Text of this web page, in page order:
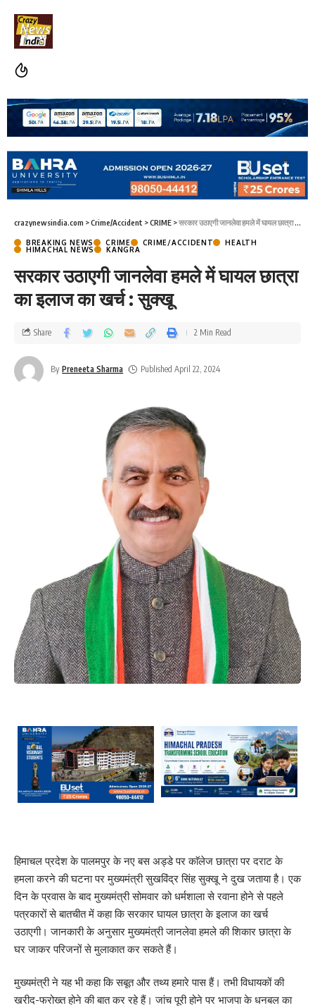
crazynewsindia.com >Crime/Accident >CRIME >सरकार उठाएगी जानलेवा हमले में घायल छात्रा का इलाज का खर्च : सुक्खू
BREAKING NEWS CRIME CRIME/ACCIDENT
HEALTH
HIMACHAL NEWS
KANGRA
सरकार उठाएगी जानलेवा हमले में घायल छात्रा
का इलाज का खर्च : सुक्खू
By Preneeta Sharma Published April 22, 2024
Share 2 Min Read
हिमाचल प्रदेश के पालमपुर के नए बस अड्डे पर काॅलेज छात्रा पर दराट के
हमला करने की घटना पर मुख्यमंत्री सुखविंद्र सिंह सुक्खू ने दुख जताया है। एक
दिन के प्रवास के बाद मुख्यमंत्री सोमवार को धर्मशाला से रवाना होने से पहले
पत्रकारों से बातचीत में कहा कि सरकार घायल छात्रा के इलाज का खर्च
उठाएगी। जानकारी के अनुसार मुख्यमंत्री जानलेवा हमले की शिकार छात्रा के
घर जाकर परिजनों से मुलाकात कर सकते हैं।
मुख्यमंत्री ने यह भी कहा कि सबूत और तथ्य हमारे पास हैं। तभी विधायकों की
खरीद-फरोख्त होने की बात कर रहे हैं। जांच पूरी होने पर भाजपा के धनबल का